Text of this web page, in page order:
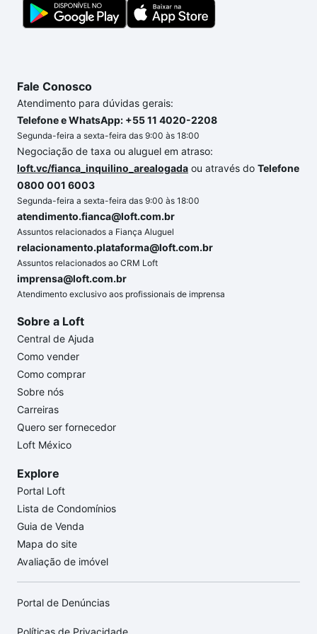
segurança e conforto. Loft, com você até as
Fale Conosco
Atendimento para dúvidas gerais:
Telefone e WhatsApp: +55 11 4020-2208
Segunda-feira a sexta-feira das 9:00 às 18:00
Negociação de taxa ou aluguel em atraso:
loft.vc/fianca_inquilino_arealogada ou através do Telefone
0800 001 6003
Segunda-feira a sexta-feira das 9:00 às 18:00
atendimento.fianca@loft.com.br
Assuntos relacionados a Fiança Aluguel
relacionamento.plataforma@loft.com.br
Assuntos relacionados ao CRM Loft
imprensa@loft.com.br
Atendimento exclusivo aos profissionais de imprensa
Sobre a Loft
Central de Ajuda
Como vender
Como comprar
Sobre nós
Carreiras
Quero ser fornecedor
Loft México
Explore
Portal Loft
Lista de Condomínios
Guia de Venda
Mapa do site
Avaliação de imóvel
Portal de Denúncias
Políticas de Privacidade